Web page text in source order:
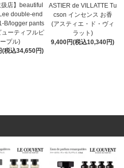
扱店】beautiful
double-end
B/logger pants
ーティフルピ
ープル)
(税込34,650円)
ASTIER de VILLATTE Tu
cson インセンス お香
(アスティエ・ド・ヴィ
ラット)
9,400円(税込10,340円)